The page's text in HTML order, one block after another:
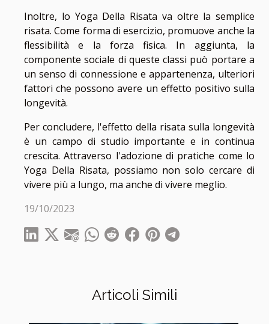
Articoli Simili
Inoltre, lo Yoga Della Risata va oltre la semplice
risata. Come forma di esercizio, promuove anche la
flessibilità e la forza fisica. In aggiunta, la
componente sociale di queste classi può portare a
un senso di connessione e appartenenza, ulteriori
fattori che possono avere un effetto positivo sulla
longevità.
Per concludere, l'effetto della risata sulla longevità
è un campo di studio importante e in continua
crescita. Attraverso l'adozione di pratiche come lo
Yoga Della Risata, possiamo non solo cercare di
vivere più a lungo, ma anche di vivere meglio.
19/10/2023